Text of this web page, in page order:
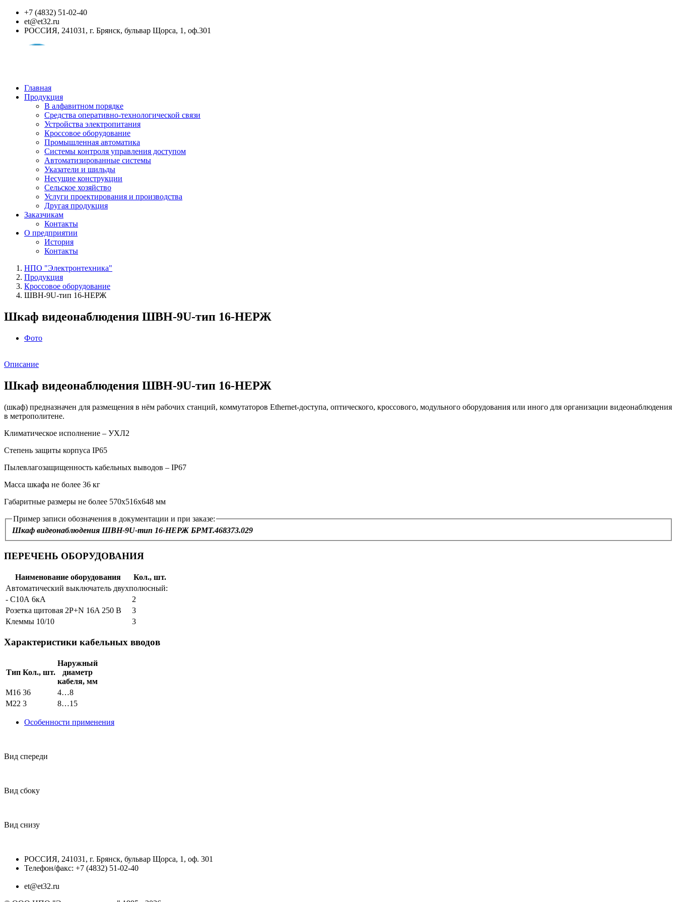
+7 (4832) 51-02-40
et@et32.ru
РОССИЯ, 241031, г. Брянск, бульвар Щорса, 1, оф.301
Главная
Продукция
В алфавитном порядке
Средства оперативно-технологической связи
Устройства электропитания
Кроссовое оборудование
Промышленная автоматика
Системы контроля управления доступом
Автоматизированные системы
Указатели и шильды
Несущие конструкции
Сельское хозяйство
Услуги проектирования и производства
Другая продукция
Заказчикам
Контакты
О предприятии
История
Контакты
НПО "Электронтехника"
Продукция
Кроссовое оборудование
ШВН-9U-тип 16-НЕРЖ
Шкаф видеонаблюдения ШВН-9U-тип 16-НЕРЖ
Фото
Описание
Шкаф видеонаблюдения ШВН-9U-тип 16-НЕРЖ
(шкаф) предназначен для размещения в нём рабочих станций, коммутаторов Ethernet-доступа, оптического, кроссового, модульного оборудования или иного для организации видеонаблюдения
в метрополитене.
Климатическое исполнение – УХЛ2
Степень защиты корпуса IP65
Пылевлагозащищенность кабельных выводов – IP67
Масса шкафа не более 36 кг
Габаритные размеры не более 570х516х648 мм
Пример записи обозначения в документации и при заказе:
Шкаф видеонаблюдения ШВН-9U-тип 16-НЕРЖ БРМТ.468373.029
ПЕРЕЧЕНЬ ОБОРУДОВАНИЯ
Наименование оборудования
Кол., шт.
Автоматический выключатель двухполюсный:
- С10А 6кА
2
Розетка щитовая 2P+N 16A 250 В
3
Клеммы 10/10
3
Характеристики кабельных вводов
Тип Кол., шт.
Наружный
диаметр
кабеля, мм
M16 36
4…8
M22 3 8…15
Особенности применения
Вид спереди
Вид сбоку
Вид снизу
РОССИЯ, 241031, г. Брянск, бульвар Щорса, 1, оф. 301
Телефон/факс: +7 (4832) 51-02-40
et@et32.ru